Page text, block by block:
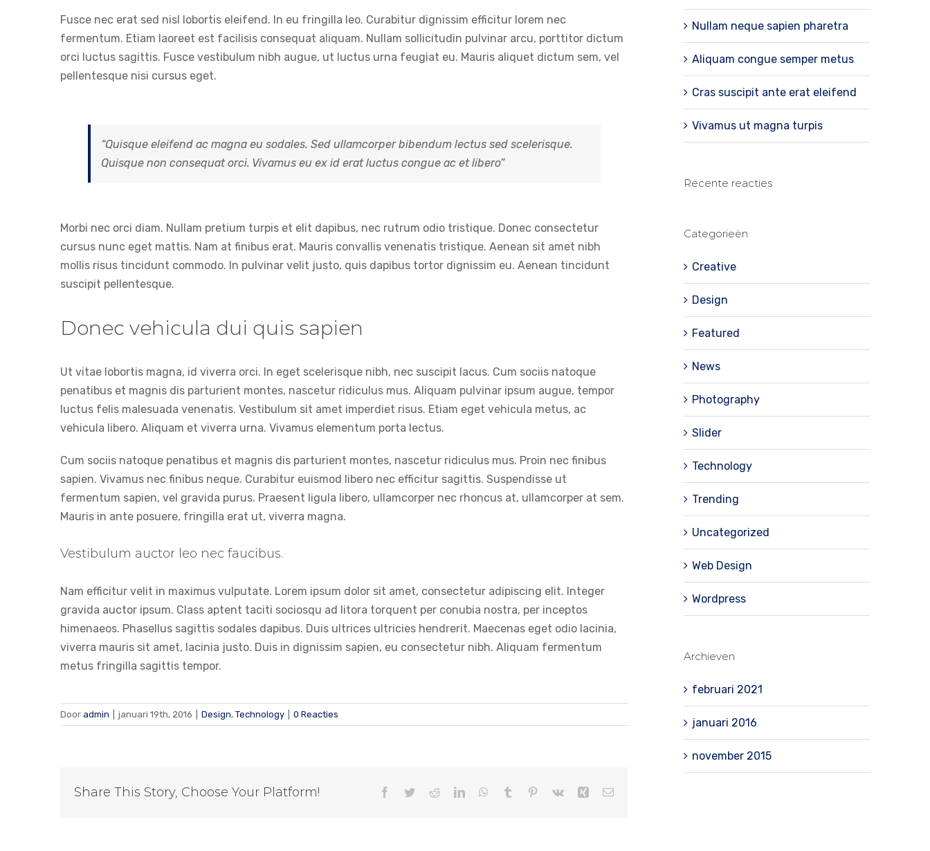
Fusce nec erat sed nisl lobortis eleifend. In eu fringilla leo. Curabitur dignissim efficitur lorem nec
fermentum. Etiam laoreet est facilisis consequat aliquam. Nullam sollicitudin pulvinar arcu, porttitor dictum
orci luctus sagittis. Fusce vestibulum nibh augue, ut luctus urna feugiat eu. Mauris aliquet dictum sem, vel
pellentesque nisi cursus eget.
“Quisque eleifend ac magna eu sodales. Sed ullamcorper bibendum lectus sed scelerisque.
Quisque non consequat orci. Vivamus eu ex id erat luctus congue ac et libero”
Morbi nec orci diam. Nullam pretium turpis et elit dapibus, nec rutrum odio tristique. Donec consectetur
cursus nunc eget mattis. Nam at finibus erat. Mauris convallis venenatis tristique. Aenean sit amet nibh
mollis risus tincidunt commodo. In pulvinar velit justo, quis dapibus tortor dignissim eu. Aenean tincidunt
suscipit pellentesque.
Donec vehicula dui quis sapien
Ut vitae lobortis magna, id viverra orci. In eget scelerisque nibh, nec suscipit lacus. Cum sociis natoque
penatibus et magnis dis parturient montes, nascetur ridiculus mus. Aliquam pulvinar ipsum augue, tempor
luctus felis malesuada venenatis. Vestibulum sit amet imperdiet risus. Etiam eget vehicula metus, ac
vehicula libero. Aliquam et viverra urna. Vivamus elementum porta lectus.
Cum sociis natoque penatibus et magnis dis parturient montes, nascetur ridiculus mus. Proin nec finibus
sapien. Vivamus nec finibus neque. Curabitur euismod libero nec efficitur sagittis. Suspendisse ut
fermentum sapien, vel gravida purus. Praesent ligula libero, ullamcorper nec rhoncus at, ullamcorper at sem.
Mauris in ante posuere, fringilla erat ut, viverra magna.
Vestibulum auctor leo nec faucibus.
Nam efficitur velit in maximus vulputate. Lorem ipsum dolor sit amet, consectetur adipiscing elit. Integer
gravida auctor ipsum. Class aptent taciti sociosqu ad litora torquent per conubia nostra, per inceptos
himenaeos. Phasellus sagittis sodales dapibus. Duis ultrices ultricies hendrerit. Maecenas eget odio lacinia,
viverra mauris sit amet, lacinia justo. Duis in dignissim sapien, eu consectetur nibh. Aliquam fermentum
metus fringilla sagittis tempor.
Door admin januari 19th, 2016 Design, Technology 0 Reacties
Share This Story, Choose Your Platform! Facebook
TwitterRedditLinkedInWhatsApp
Tumblr Pinterest
Vk Xing E-
Nullam neque sapien pharetra
Aliquam congue semper metus
Cras suscipit ante erat eleifend
Vivamus ut magna turpis
Recente reacties
Categorieën
Creative
Design
Featured
News
Photography
Slider
Technology
Trending
Uncategorized
Web Design
Wordpress
Archieven
februari 2021
januari 2016
november 2015